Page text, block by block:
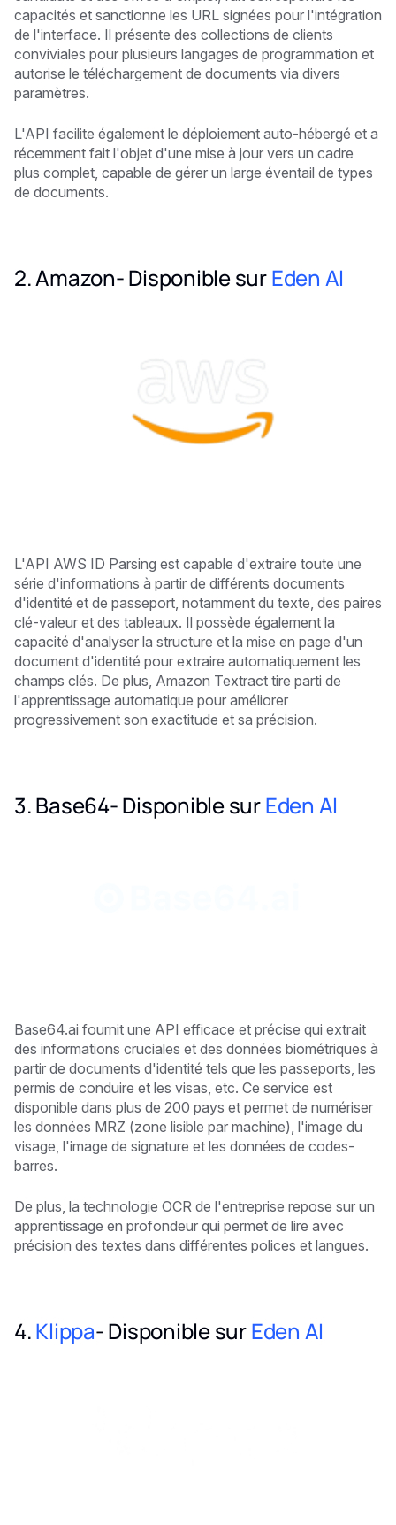
capacités et sanctionne les URL signées pour l'intégration
de l'interface. Il présente des collections de clients
conviviales pour plusieurs langages de programmation et
autorise le téléchargement de documents via divers
paramètres.
L'API facilite également le déploiement auto-hébergé et a
récemment fait l'objet d'une mise à jour vers un cadre
plus complet, capable de gérer un large éventail de types
de documents.
2. Amazon- Disponible surEden AI
L'API AWS ID Parsing est capable d'extraire toute une
série d'informations à partir de différents documents
d'identité et de passeport, notamment du texte, des paires
clé-valeur et des tableaux. Il possède également la
capacité d'analyser la structure et la mise en page d'un
document d'identité pour extraire automatiquement les
champs clés. De plus, Amazon Textract tire parti de
l'apprentissage automatique pour améliorer
progressivement son exactitude et sa précision.
3. Base64- Disponible surEden AI
Base64.ai fournit une API efficace et précise qui extrait
des informations cruciales et des données biométriques à
partir de documents d'identité tels que les passeports, les
permis de conduire et les visas, etc. Ce service est
disponible dans plus de 200 pays et permet de numériser
les données MRZ (zone lisible par machine), l'image du
visage, l'image de signature et les données de codes-
barres.
De plus, la technologie OCR de l'entreprise repose sur un
apprentissage en profondeur qui permet de lire avec
précision des textes dans différentes polices et langues.
4.Klippa- Disponible surEden AI